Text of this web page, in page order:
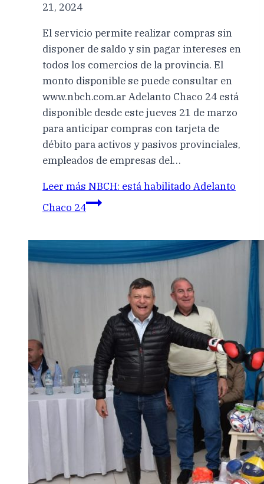
21, 2024
El servicio permite realizar compras sin
disponer de saldo y sin pagar intereses en
todos los comercios de la provincia. El
monto disponible se puede consultar en
www.nbch.com.ar Adelanto Chaco 24 está
disponible desde este jueves 21 de marzo
para anticipar compras con tarjeta de
débito para activos y pasivos provinciales,
empleados de empresas del…
Leer más NBCH: está habilitado Adelanto
Chaco 24